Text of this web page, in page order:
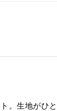
。生地がひ